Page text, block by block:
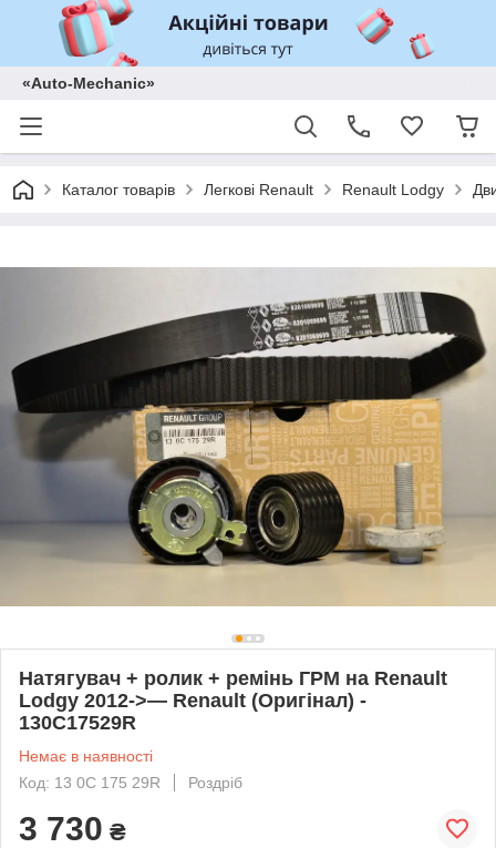
«Auto-Mechanic»
Каталог товарів Легкові Renault Renault Lodgy
Натягувач + ролик + ремінь ГРМ на Renault
Lodgy 2012->— Renault (Оригінал) -
130C17529R
Немає в наявності
Код: 13 0C 175 29R
Роздріб
3 730 ₴